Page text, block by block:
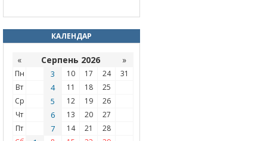
КАЛЕНДАР
« Серпень 2026 »
Пн 3 10 17 24
31
Вт
4 11 18
25
Ср
5 12 19
26
Чт
6 13 20
27
Пт
7 14 21
28